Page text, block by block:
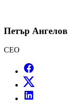
Петър Ангелов
CEO